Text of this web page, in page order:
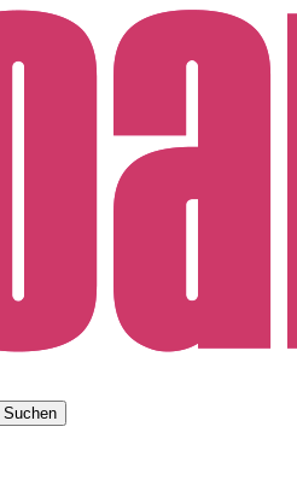
Suchen